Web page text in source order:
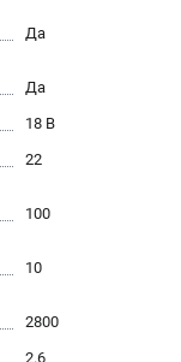
Да
Да
18 В
22
100
10
2800
2.6